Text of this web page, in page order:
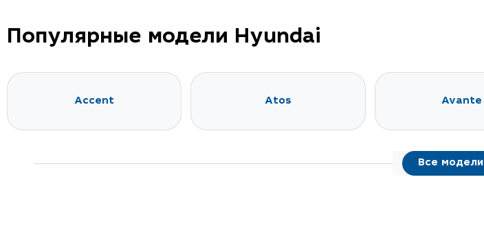
Популярные модели Hyundai
Accent Atos Avante
Все модели